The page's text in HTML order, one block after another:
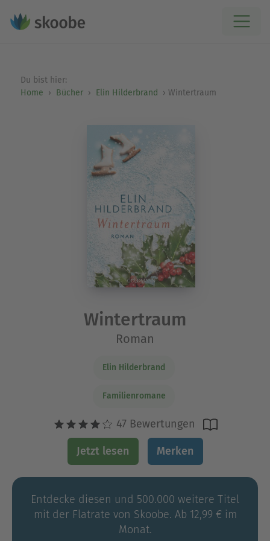
Du bist hier:
Home
Bücher Elin Hilderbrand Wintertraum
Wintertraum
Roman
Elin Hilderbrand
Familienromane
47 Bewertungen
Jetzt lesen Merken
Entdecke diesen und 500.000 weitere Titel
mit der Flatrate von Skoobe. Ab 12,99 € im
Monat.